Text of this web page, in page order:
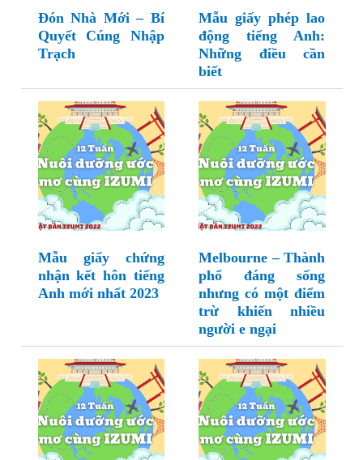
Đón Nhà Mới – Bí
Quyết Cúng Nhập
Trạch
Mẫu giấy phép lao
động tiếng Anh:
Những điều cần
biết
Mẫu giấy chứng
nhận kết hôn tiếng
Anh mới nhất 2023
Melbourne – Thành
phố đáng sống
nhưng có một điểm
trừ khiến nhiều
người e ngại